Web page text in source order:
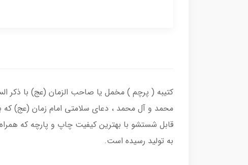
کتیبه ( پرچم ) مخمل یا صاحب الزمان (عج) با ذکر
محمد و آل محمد ، دعای سلامتی امام زمان (عج)
قابل شستشو با بهترین کیفیت چاپ و پارچه که
به تولید رسیده است.